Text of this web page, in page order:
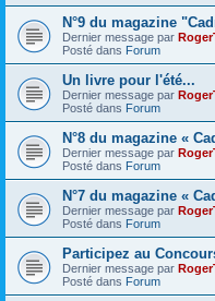
N°9 du magazine
Dernier message par
Posté dans Forum
Un livre pour l'été...
Dernier message par
Posté dans Forum
N°8 du magazine «
Dernier message par
Posté dans Forum
N°7 du magazine «
Dernier message par
Posté dans Forum
Participez au
Dernier message par
Posté dans Forum